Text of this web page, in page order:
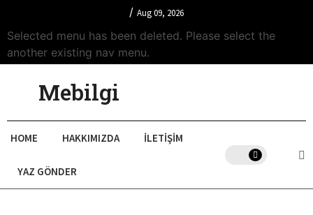
/ Aug 09, 2026
Selected menu has been deleted. Please select the
another existing nav menu.
Mebilgi
HOME HAKKIMIZDA İLETIŞIM
YAZ GÖNDER